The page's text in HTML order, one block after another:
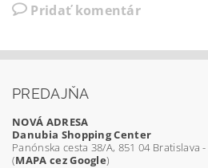
Pridať komentár
PREDAJŇA
NOVÁ ADRESA
Danubia Shopping Center
Panónska cesta 38/A, 851 04 Bratislava
(MAPA cez Google)